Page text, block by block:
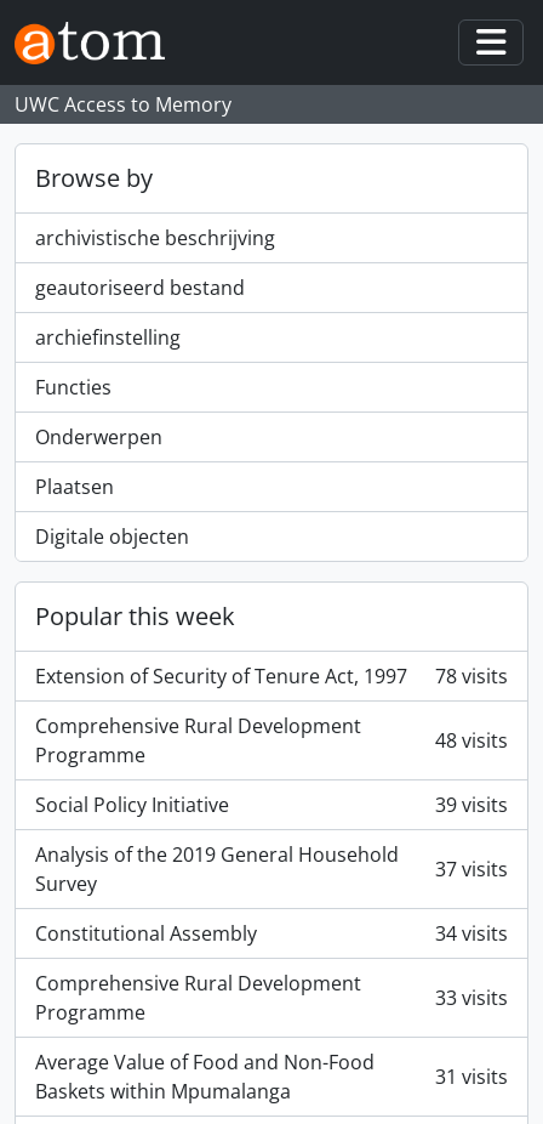
Skip to main content
UWC Access to Memory
Browse by
archivistische beschrijving
geautoriseerd bestand
archiefinstelling
Functies
Onderwerpen
Plaatsen
Digitale objecten
Popular this week
Extension of Security of Tenure Act, 1997
78 visits
Comprehensive Rural Development
Programme
48 visits
Social Policy Initiative
39 visits
Analysis of the 2019 General Household
Survey
37 visits
Constitutional Assembly
34 visits
Comprehensive Rural Development
Programme
33 visits
Average Value of Food and Non-Food
Baskets within Mpumalanga
31 visits